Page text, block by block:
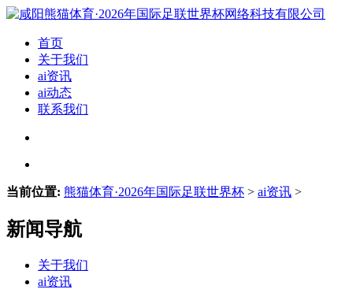
首页
关于我们
ai资讯
ai动态
联系我们
当前位置: 熊猫体育·2026年国际足联世界杯 > ai资讯 >
新闻导航
关于我们
ai资讯